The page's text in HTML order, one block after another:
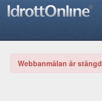
Webbanmälan är stängd